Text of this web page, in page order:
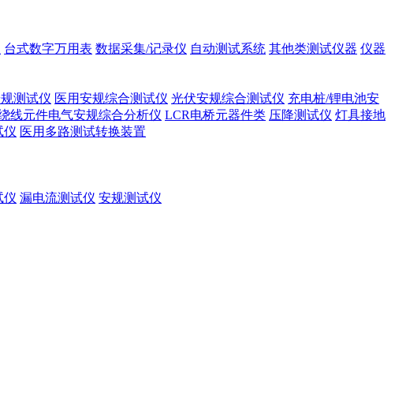
台式数字万用表 数据采集/记录仪 自动测试系统 其他类测试仪器 仪器
测试仪 医用安规综合测试仪 光伏安规综合测试仪 充电桩/锂电池安
线元件电气安规综合分析仪 LCR电桥元器件类 压降测试仪 灯具接地
仪 医用多路测试转换装置
仪 漏电流测试仪 安规测试仪